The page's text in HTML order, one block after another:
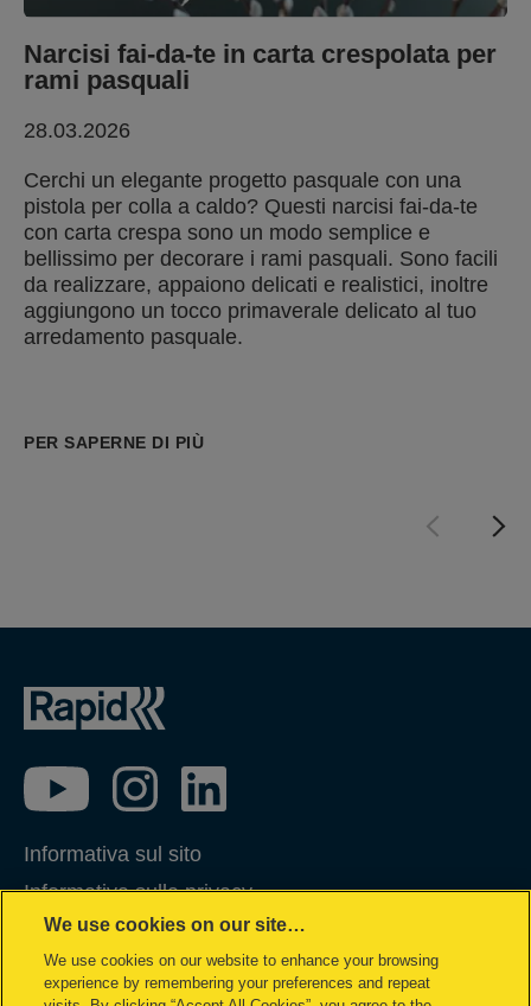
Narcisi fai-da-te in carta crespolata per
rami pasquali
28.03.2026
Cerchi un elegante progetto pasquale con una
pistola per colla a caldo? Questi narcisi fai-da-te
con carta crespa sono un modo semplice e
bellissimo per decorare i rami pasquali. Sono facili
da realizzare, appaiono delicati e realistici, inoltre
aggiungono un tocco primaverale delicato al tuo
arredamento pasquale.
PER SAPERNE DI PIÙ
Informativa sul sito
Informativa sulla privacy
Gestione dei Cookie
Gestione dei miei dati
We use cookies on our site…
We use cookies on our website to enhance your browsing
experience by remembering your preferences and repeat